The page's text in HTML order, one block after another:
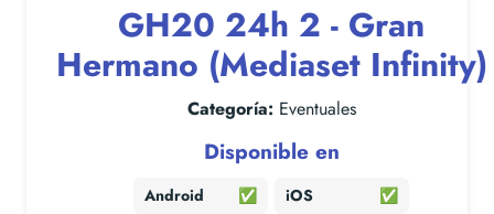
GH20 24h 2 - Gran
Hermano (Mediaset Infinity)
Categoría: Eventuales
Disponible en
Android ✅ iOS ✅